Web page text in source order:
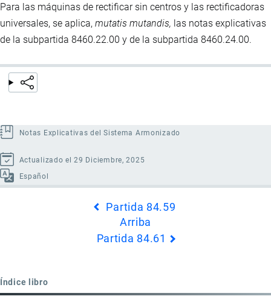
Para las máquinas de rectificar sin centros y las rectificadoras
universales, se aplica, mutatis mutandis, las notas explicativas
de la subpartida 8460.22.00 y de la subpartida 8460.24.00.
Notas Explicativas del Sistema Armonizado
Actualizado el 29 Diciembre, 2025
Español
84.60
Partida 84.59
Arriba
Partida 84.61
Índice libro